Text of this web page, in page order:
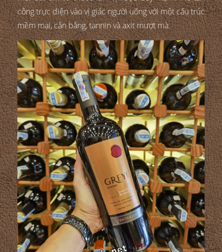
công trực diện vào vị giác người uống với một cấu trúc
mềm mại, cân bằng, tannin và axit mượt mà.